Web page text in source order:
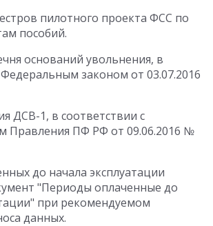
пилотного проекта ФСС по
пособий.
оснований увольнения, в
законом от 03.07.2016
ДСВ-1, в соответствии с
Правления ПФ РФ от 09.06.2016 №
до начала эксплуатации
"Периоды оплаченные до
при рекомендуемом
данных.